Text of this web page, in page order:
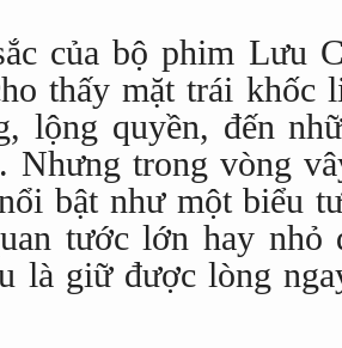
của bộ phim Lưu
thấy mặt trái khốc
lộng quyền, đến
Nhưng trong vòng
bật như một biểu
tước lớn hay nhỏ
là giữ được lòng